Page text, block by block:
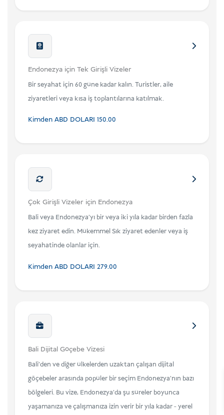
Endonezya için Tek Girişli Vizeler
Bir seyahat için 60 güne kadar kalın. Turistler, aile
ziyaretleri veya kısa iş toplantılarına katılmak.
Kimden ABD DOLARI 150.00
Çok Girişli Vizeler için Endonezya
Bali veya Endonezya'yı bir veya iki yıla kadar birden fazla
kez ziyaret edin. Mükemmel Sık ziyaret edenler veya iş
seyahatinde olanlar için.
Kimden ABD DOLARI 279.00
Bali Dijital Göçebe Vizesi
Bali'den ve diğer ülkelerden uzaktan çalışan dijital
göçebeler arasında popüler bir seçim Endonezya'nın bazı
bölgeleri. Bu vize, Endonezya'da şu süreler boyunca
yaşamanıza ve çalışmanıza izin verir bir yıla kadar - yerel